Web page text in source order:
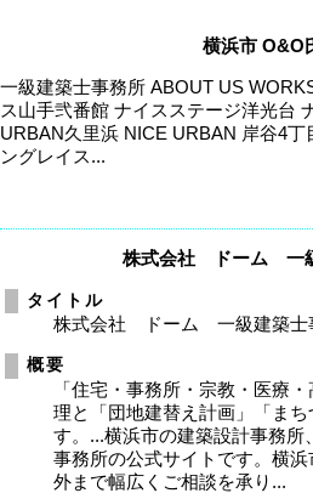
横浜市 O&O
一級建築士事務所 ABOUT US
ス山手弐番館 ナイスステージ洋光台
URBAN久里浜 NICE URBAN 岸谷4
ングレイス...
株式会社 ドーム 一
タイトル
株式会社 ドーム 一級建築士
概要
「住宅・事務所・宗教・医療
理と「団地建替え計画」「ま
す。...横浜市の建築設計事務
事務所の公式サイトです。横
外まで幅広くご相談を承り...